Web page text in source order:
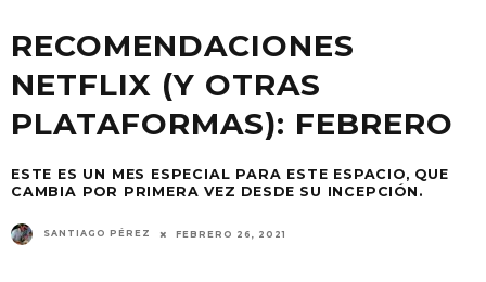
RECOMENDACIONES
NETFLIX (Y OTRAS
PLATAFORMAS): FEBRERO
ESTE ES UN MES ESPECIAL PARA ESTE ESPACIO, QUE
CAMBIA POR PRIMERA VEZ DESDE SU INCEPCIÓN.
SANTIAGO PÉREZ FEBRERO 26, 2021